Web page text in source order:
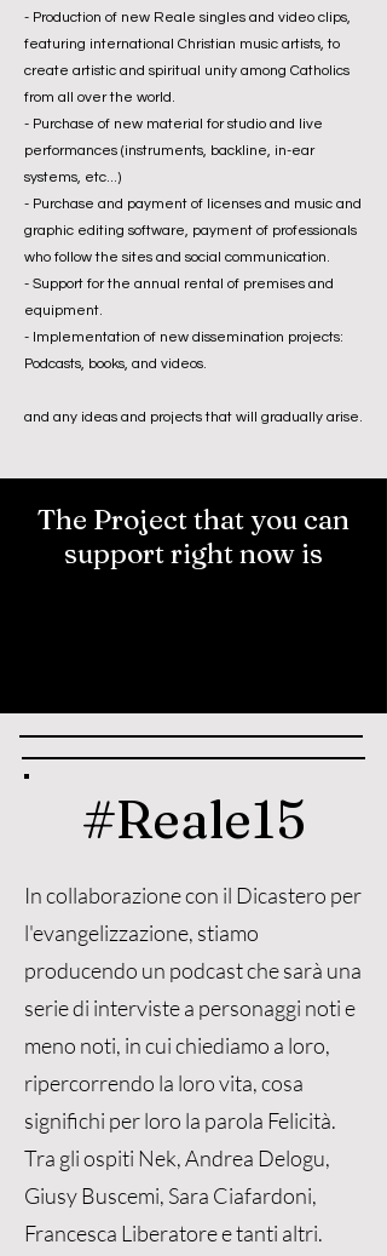
- Production of new Reale singles and video clips,
featuring international Christian music artists, to
create artistic and spiritual unity among Catholics
from all over the world.
- Purchase of new material for studio and live
performances (instruments, backline, in-ear
systems, etc...)
- Purchase and payment of licenses and music and
graphic editing software, payment of professionals
who follow the sites and social communication.
- Support for the annual rental of premises and
equipment.
- Implementation of new dissemination projects:
Podcasts, books, and videos.
and any ideas and projects that will gradually arise.
The Project that you can
support right now is
#Reale15
In collaborazione con il Dicastero per
l'evangelizzazione, stiamo
producendo un podcast che sarà una
serie di interviste a personaggi noti e
meno noti, in cui chiediamo a loro,
ripercorrendo la loro vita, cosa
significhi per loro la parola Felicità.
Tra gli ospiti Nek, Andrea Delogu,
Giusy Buscemi, Sara Ciafardoni,
Francesca Liberatore e tanti altri.